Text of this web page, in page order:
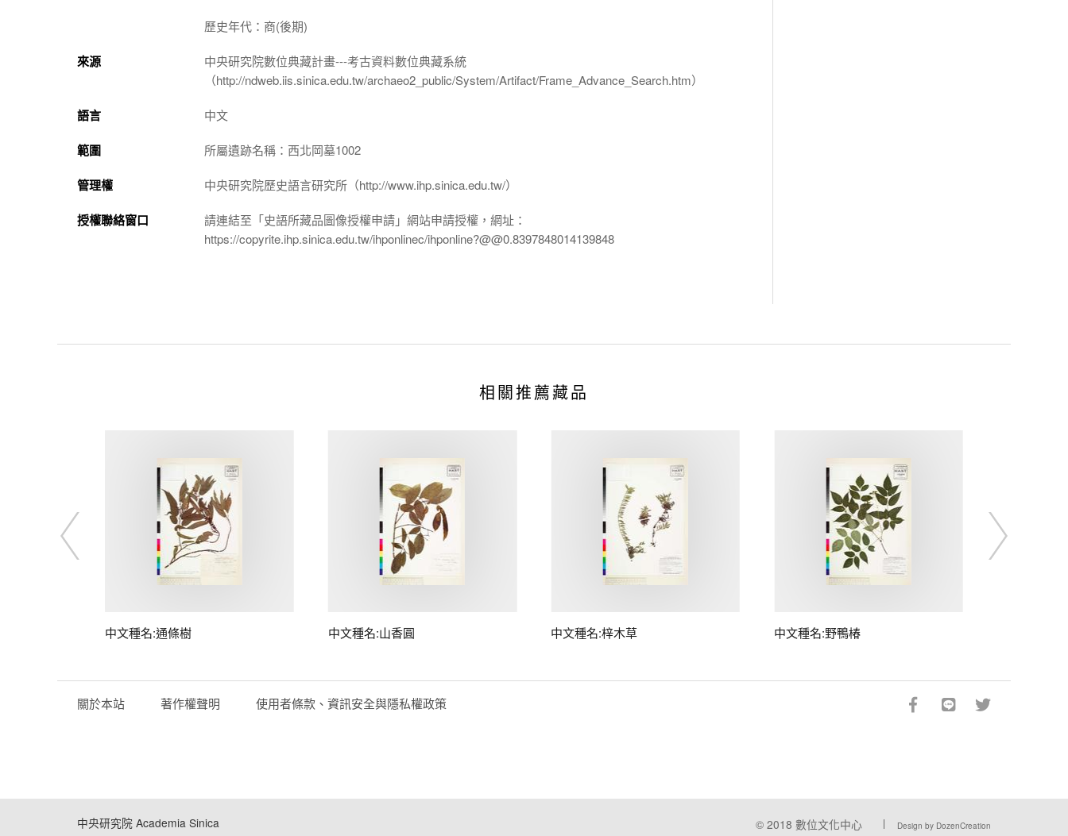
歷史年代：商(後期)
來源
中央研究院數位典藏計畫---考古資料數位典藏系統
（http://ndweb.iis.sinica.edu.tw/archaeo2_public/System/Artifact/Frame_Advance_Search.htm）
語言 中文
範圍 所屬遺跡名稱：西北岡墓1002
管理權 中央研究院歷史語言研究所（http://www.ihp.sinica.edu.tw/）
授權聯絡窗口
請連結至「史語所藏品圖像授權申請」網站申請授權，網址：
https://copyrite.ihp.sinica.edu.tw/ihponlinec/ihponline?@@0.8397848014139848
相關推薦藏品
中文種名:通條樹 中文種名:山香圓 中文種名:梓木草 中文種名:野鴨椿
關於本站 著作權聲明 使用者條款、資訊安全與隱私權政策
中央研究院 Academia Sinica © 2018 數位文化中心 Design by DozenCreation